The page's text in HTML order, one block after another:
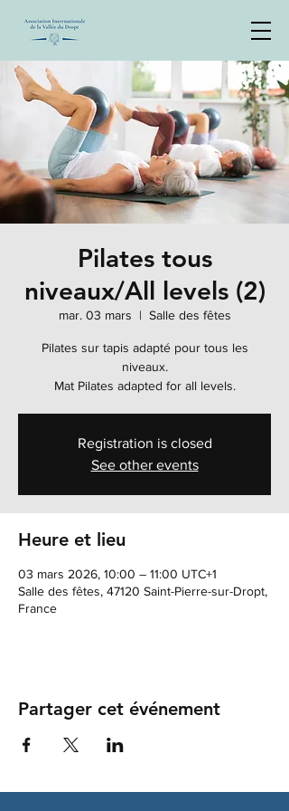
Pilates tous
niveaux/All levels (2)
mar. 03 mars
  |
Salle des fêtes
Pilates sur tapis adapté pour tous les
niveaux.
Mat Pilates adapted for all levels.
Registration is closed
See other events
Heure et lieu
03 mars 2026, 10:00 – 11:00 UTC+1
Salle des fêtes, 47120 Saint-Pierre-sur-Dropt,
France
Partager cet événement